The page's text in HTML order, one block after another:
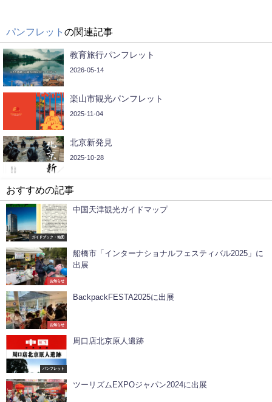
パンフレット の関連記事
教育旅行パンフレット
2026-05-14
楽山市観光パンフレット
2025-11-04
北京新発見
2025-10-28
おすすめの記事
ガイドブック・地図
中国天津観光ガイドマップ
お知らせ
船橋市「インターナショナルフェスティバル2025」に
出展
お知らせ
BackpackFESTA2025に出展
パンフレット
周口店北京原人遺跡
ツーリズムEXPOジャパン2024に出展